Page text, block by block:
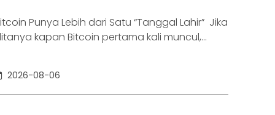
Punya Lebih dari Satu “Tanggal Lahir” Jika
kapan Bitcoin pertama kali muncul,
lain mengatakan 2009. Keduanya tidak
salah. Bitcoin pertama kali
2026-08-06